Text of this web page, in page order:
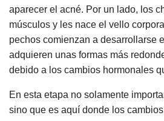
aparecer el acné. Por un lado, los
músculos y les nace el vello
pechos comienzan a desarrollarse
adquieren unas formas más
debido a los cambios hormonales
En esta etapa no solamente
sino que es aquí donde los